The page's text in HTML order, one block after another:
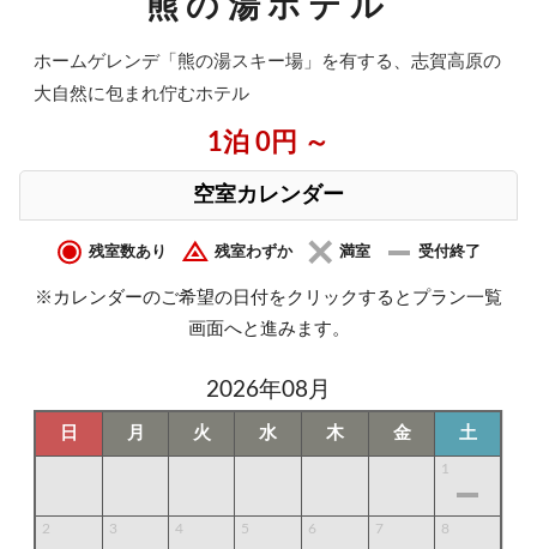
ホームゲレンデ「熊の湯スキー場」を有する、志賀高原の
大自然に包まれ佇むホテル
1泊 0円 ～
空室カレンダー
残室数あり 残室わずか 満室 受付終了
※カレンダーのご希望の日付をクリックするとプラン一覧
画面へと進みます。
2026年08月
日 月 火 水 木 金 土
1
2 3 4 5 6 7 8